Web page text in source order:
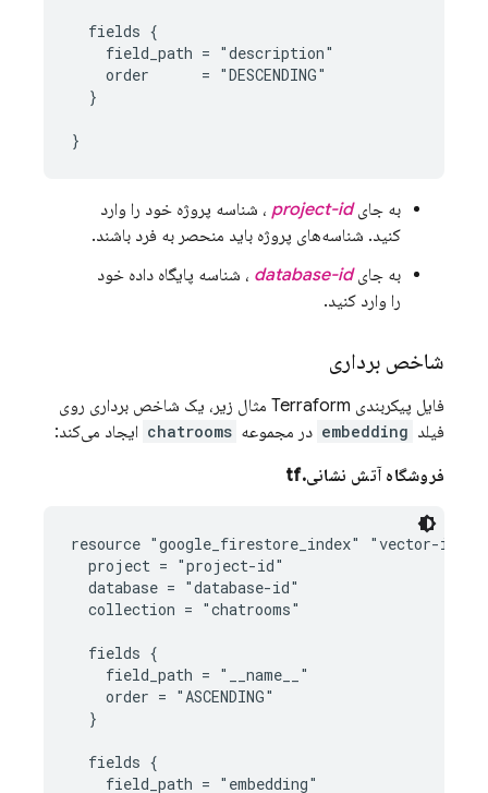
  fields {
    field_path = "description"
    order      = "DESCENDING"
  }
به جایproject-id ، شناسه پروژه خود را وارد
کنید. شناسه‌های پروژه باید منحصر به فرد باشند.
به جایdatabase-id ، شناسه پایگاه داده خود
را وارد کنید.
شاخص برداری
فایل پیکربندی Terraform مثال زیر، یک شاخص برداری روی
فیلد embedding در مجموعه chatrooms ایجاد می‌کند:
فروشگاه آتش نشانی.tf
resource "google_firestore_index" "vector-
  project = "project-id"
  database = "database-id"
  collection = "chatrooms"
  fields {
    field_path = "__name__"
    order = "ASCENDING"
  }
  fields {
    field_path = "embedding"